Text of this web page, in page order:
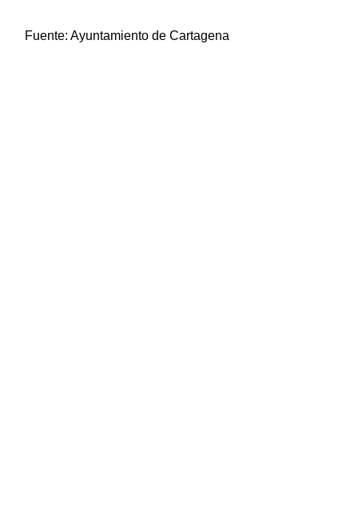
Fuente: Ayuntamiento de Cartagena